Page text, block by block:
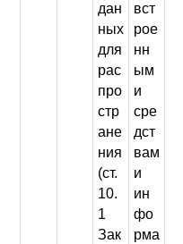
дан
ных
для
рас
про
стр
ане
ния
(ст.
10.
1
Зак
вст
рое
нн
ым
и
сре
дст
вам
и
ин
фо
рма